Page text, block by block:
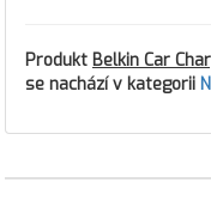
Produkt Belkin Car
se nachází v kategorii